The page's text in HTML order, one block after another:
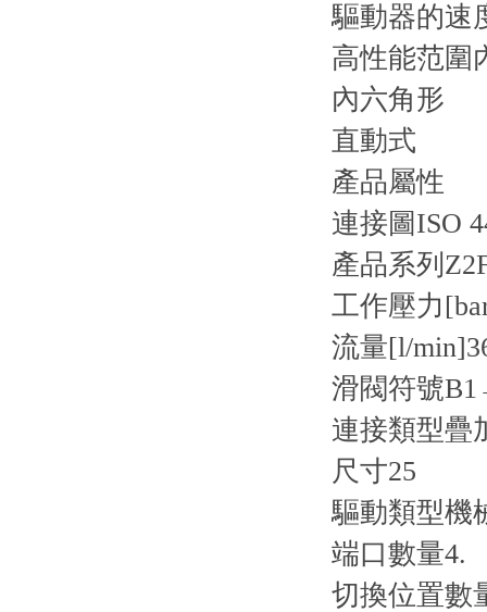
驅動器的速
高性能范圍
內六角形
直動式
產品屬性
連接圖ISO
產品系列
工作壓力
流量[l/min]
滑閥符號
連接類型疊
尺寸25
驅動類型機
端口數量4.
切換位置數